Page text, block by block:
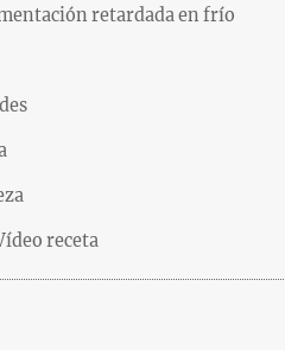
retardada en frío
receta